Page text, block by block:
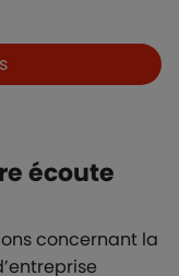
écoute
concernant la